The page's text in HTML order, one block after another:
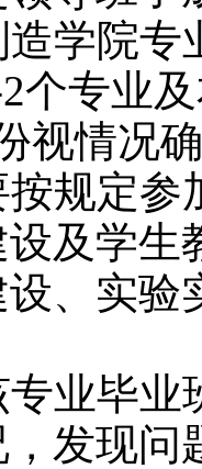
学院
个专业
视情况
规定
及学生
、实验
业毕
发现